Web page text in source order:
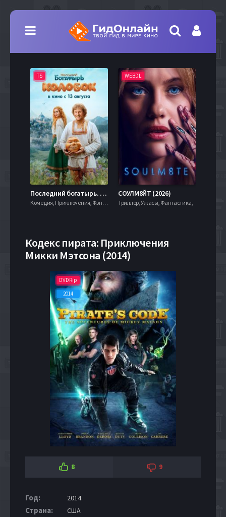
TS
Последний богатырь. Колобок (2026)
Комедия, Приключения, Фэнтези,
WEBDL
СОУЛМ8ЙТ (2026)
Триллер, Ужасы, Фантастика,
Кодекс пирата: Приключения
Микки Мэтсона (2014)
DVDRip
2014
8 9
Год: 2014
Страна: США